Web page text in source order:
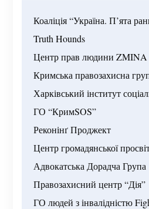
Коаліція “Україна. П’ята
Truth Hounds
Центр прав людини ZMINA
Кримська правозахисна
Харківський інститут
ГО “КримSOS”
Реконінґ Проджект
Центр громадянської
Адвокатська Дорадча Група
Правозахисний центр “Дія”
ГО людей з інвалідністю